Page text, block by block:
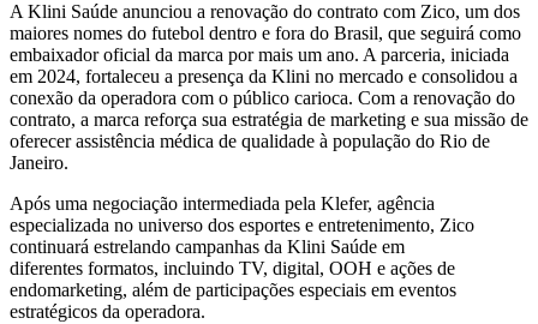
A Klini Saúde anunciou a renovação do contrato com Zico, um dos
maiores nomes do futebol dentro e fora do Brasil, que seguirá como
embaixador oficial da marca por mais um ano. A parceria, iniciada
em 2024, fortaleceu a presença da Klini no mercado e consolidou a
conexão da operadora com o público carioca. Com a renovação do
contrato, a marca reforça sua estratégia de marketing e sua missão de
oferecer assistência médica de qualidade à população do Rio de
Janeiro.
Após uma negociação intermediada pela Klefer, agência
especializada no universo dos esportes e entretenimento, Zico
continuará estrelando campanhas da Klini Saúde em
diferentes formatos, incluindo TV, digital, OOH e ações de
endomarketing, além de participações especiais em eventos
estratégicos da operadora.